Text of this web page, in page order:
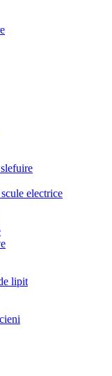
electrice
lipit